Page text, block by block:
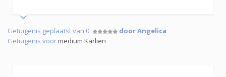
Getuigenis geplaatst van 0
door Angelica
Getuigenis voormedium Karlien